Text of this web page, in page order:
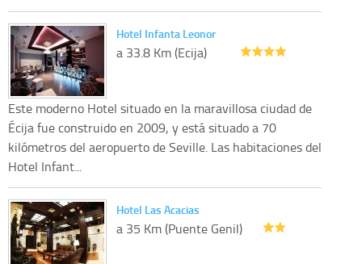
Hotel Infanta Leonor
a 33.8 Km (Ecija)
Este moderno Hotel situado en la maravillosa ciudad de
Écija fue construido en 2009, y está situado a 70
kilómetros del aeropuerto de Seville. Las habitaciones del
Hotel Infant...
Hotel Las Acacias
a 35 Km (Puente Genil)